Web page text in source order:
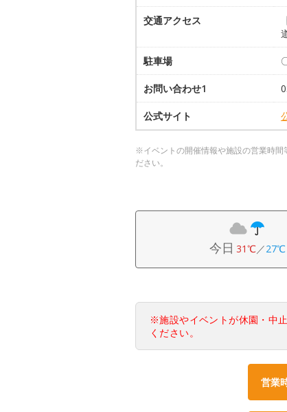
交通アクセス
駐車場
お問い合わせ1
公式サイト
※イベントの開催情報や施設の営業時間
ださい。
今日 31℃／27℃
※施設やイベントが休園・中
ください。
営業